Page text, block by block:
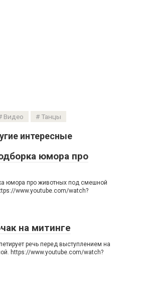
Видео Танцы
интересные
юмора про
юмора про животных под смешной
www.youtube.com/watch?
на митинге
речь перед выступлением на
https://www.youtube.com/watch?